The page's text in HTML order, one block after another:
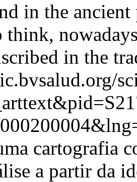
in the
in the
cartografia
a partir da